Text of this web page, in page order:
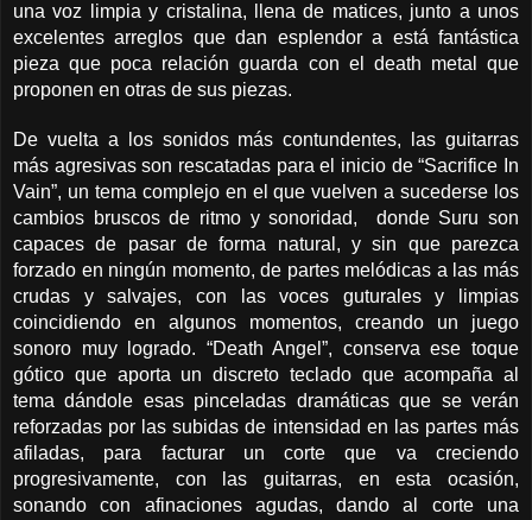
una voz limpia y cristalina, llena de matices, junto a unos
excelentes arreglos que dan esplendor a está fantástica
pieza que poca relación guarda con el death metal que
proponen en otras de sus piezas.
De vuelta a los sonidos más contundentes, las guitarras
más agresivas son rescatadas para el inicio de “Sacrifice In
Vain”, un tema complejo en el que vuelven a sucederse los
cambios bruscos de ritmo y sonoridad, donde Suru son
capaces de pasar de forma natural, y sin que parezca
forzado en ningún momento, de partes melódicas a las más
crudas y salvajes, con las voces guturales y limpias
coincidiendo en algunos momentos, creando un juego
sonoro muy logrado. “Death Angel”, conserva ese toque
gótico que aporta un discreto teclado que acompaña al
tema dándole esas pinceladas dramáticas que se verán
reforzadas por las subidas de intensidad en las partes más
afiladas, para facturar un corte que va creciendo
progresivamente, con las guitarras, en esta ocasión,
sonando con afinaciones agudas, dando al corte una